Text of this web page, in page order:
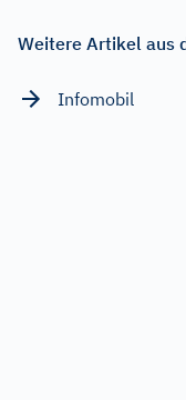
Weitere Artikel aus
Infomobil